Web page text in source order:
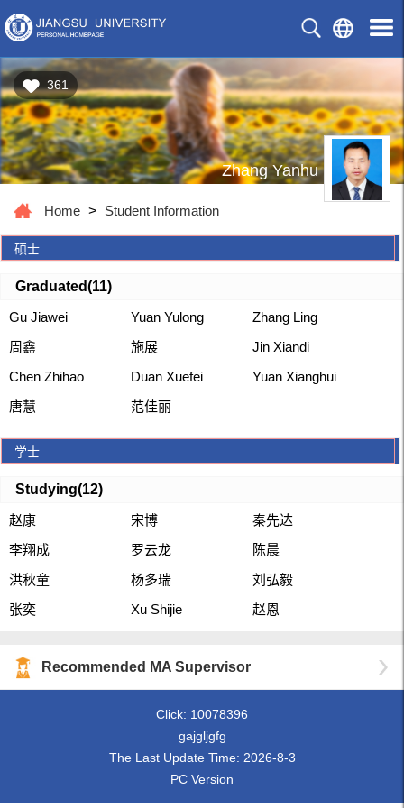
361
Zhang Yanhu
Home > Student Information
硕士
Graduated(11)
Gu Jiawei
Yuan Yulong
Zhang Ling
周鑫
施展
Jin Xiandi
Chen Zhihao
Duan Xuefei
Yuan Xianghui
唐慧
范佳丽
学士
Studying(12)
赵康
宋博
秦先达
李翔成
罗云龙
陈晨
洪秋童
杨多瑞
刘弘毅
张奕
Xu Shijie 赵恩
Recommended MA Supervisor
Click: 10078396
gajgljgfg
The Last Update Time: 2026-8-3
PC Version